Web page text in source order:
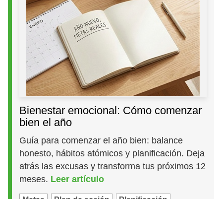
Bienestar emocional: Cómo comenzar
bien el año
Guía para comenzar el año bien: balance
honesto, hábitos atómicos y planificación. Deja
atrás las excusas y transforma tus próximos 12
meses. Leer artículo